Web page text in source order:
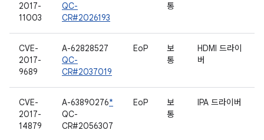
2017-
11003
QC-
CR#2026193
통
CVE-
2017-
9689
A-62828527
QC-
CR#2037019
EoP
보
통
HDMI 드라이
버
CVE-
2017-
14879
A-63890276*
QC-
CR#2056307
EoP
보
통
IPA 드라이버